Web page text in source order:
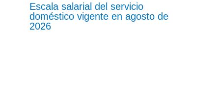
Escala salarial del servicio
doméstico vigente en agosto de
2026